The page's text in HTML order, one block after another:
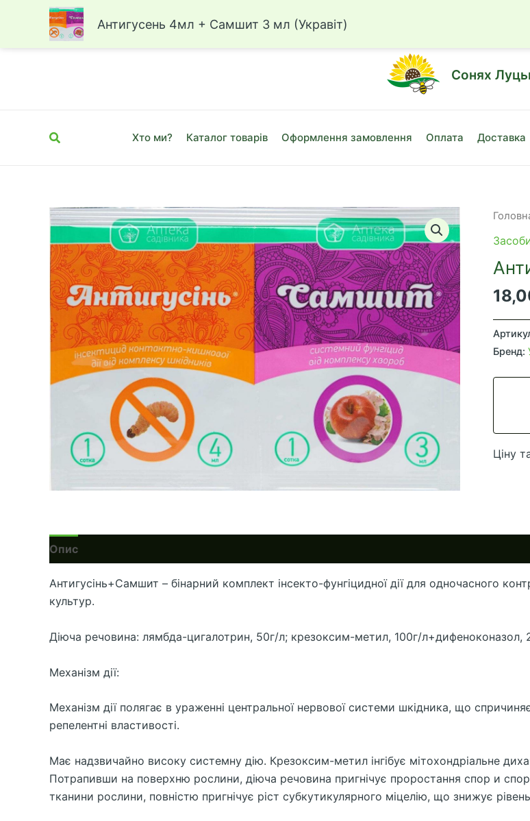
Перейти
Сонях
Пошук Хто ми? Каталог товарів Оформлення замовлення Оплата Доставка
4мл
+
Бренд:
Ціну
Опис
Антигусінь+Самшит – бінарний комплект інсекто-фунгіцидної дії для одночасного
культур.
Діюча речовина: лямбда-цигалотрин, 50г/л; крезоксим-метил, 100г/л+дифеноконазол,
Механізм дії:
Механізм дії полягає в ураженні центральної нервової системи шкідника, що
репелентні властивості.
Має надзвичайно високу системну дію. Крезоксим-метил інгібує мітохондріальне
Потрапивши на поверхню рослини, діюча речовина пригнічує проростання спор и
тканини рослини, повністю пригнічує ріст субкутикулярного міцелію, що знижує
Антигусень 4мл + Самшит 3 мл (Укравіт)